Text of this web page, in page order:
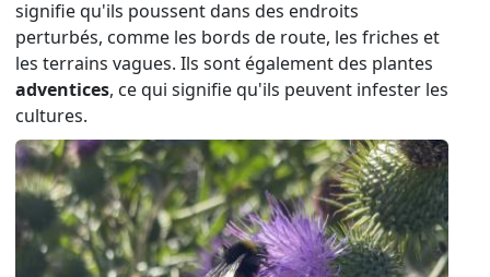
signifie qu'ils poussent dans des endroits
perturbés, comme les bords de route, les friches et
les terrains vagues. Ils sont également des plantes
adventices, ce qui signifie qu'ils peuvent infester les
cultures.